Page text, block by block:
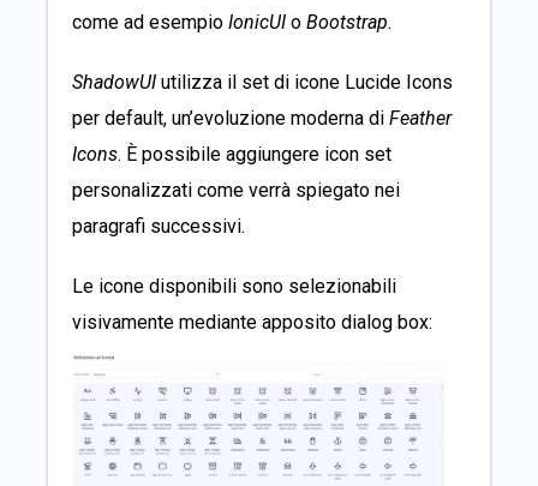
come ad esempio IonicUI o Bootstrap.
ShadowUI utilizza il set di icone Lucide Icons
per default, un’evoluzione moderna di Feather
Icons. È possibile aggiungere icon set
personalizzati come verrà spiegato nei
paragrafi successivi.
Le icone disponibili sono selezionabili
visivamente mediante apposito dialog box: